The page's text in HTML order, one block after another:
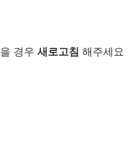
경우 새로고침 해주세요